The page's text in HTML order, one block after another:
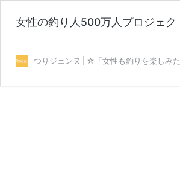
女性の釣り人500万人プロジェク
つりジェンヌ | ☆「女性も釣りを楽しみ